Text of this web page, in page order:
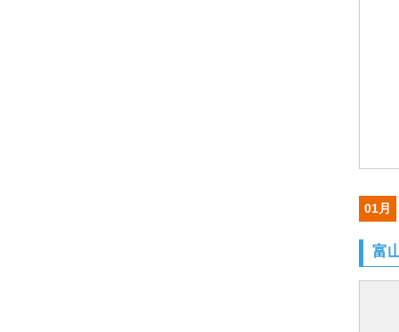
01月
富